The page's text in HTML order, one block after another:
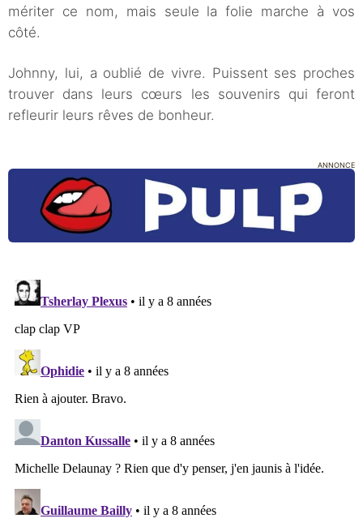
mériter ce nom, mais seule la folie marche à vos
côté.
Johnny, lui, a oublié de vivre. Puissent ses proches
trouver dans leurs cœurs les souvenirs qui feront
refleurir leurs rêves de bonheur.
ANNONCE